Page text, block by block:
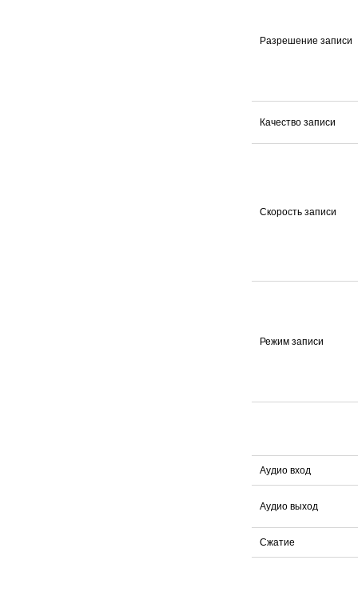
Разрешение записи
Качество записи
Скорость записи
Режим записи
Аудио вход
Аудио выход
Сжатие